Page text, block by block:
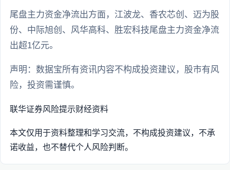
尾盘主力资金净流出方面，江波龙、香农芯创、迈为股
份、中际旭创、风华高科、胜宏科技尾盘主力资金净流
出超1亿元。
‍声明：数据宝所有资讯内容不构成投资建议，股市有风
险，投资需谨慎。
联华证券风险提示财经资料
本文仅用于资料整理和学习交流，不构成投资建议，不承
诺收益，也不替代个人风险判断。